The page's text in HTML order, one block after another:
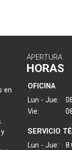
en
APERTURA
HORAS
OFICINA
Lun - Jue:
Vie:
SERVICIO
Lun - Jue: